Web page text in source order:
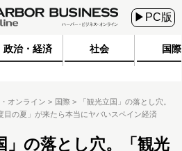
▶PC版
政治・経済 社会 国際
オンライン 国際
「観光立国」の落とし穴。
目の夏」が来たら本当にヤバいスペイン経済
」の落とし穴。「観光